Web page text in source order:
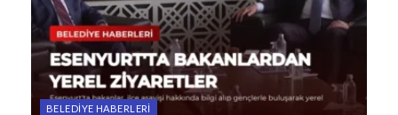
BELEDIYE HABERLERI